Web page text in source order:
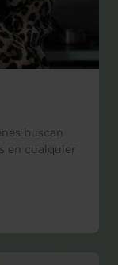
buscan
en cualquier